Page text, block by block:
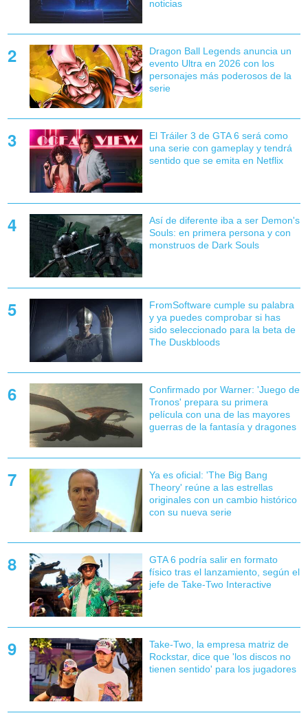
noticias
Dragon Ball Legends anuncia un
evento Ultra en 2026 con los
personajes más poderosos de la
serie
El Tráiler 3 de GTA 6 será como
una serie con gameplay y tendrá
sentido que se emita en Netflix
Así de diferente iba a ser Demon's
Souls: en primera persona y con
monstruos de Dark Souls
FromSoftware cumple su palabra
y ya puedes comprobar si has
sido seleccionado para la beta de
The Duskbloods
Confirmado por Warner: 'Juego de
Tronos' prepara su primera
película con una de las mayores
guerras de la fantasía y dragones
Ya es oficial: 'The Big Bang
Theory' reúne a las estrellas
originales con un cambio histórico
con su nueva serie
GTA 6 podría salir en formato
físico tras el lanzamiento, según el
jefe de Take-Two Interactive
Take-Two, la empresa matriz de
Rockstar, dice que 'los discos no
tienen sentido' para los jugadores